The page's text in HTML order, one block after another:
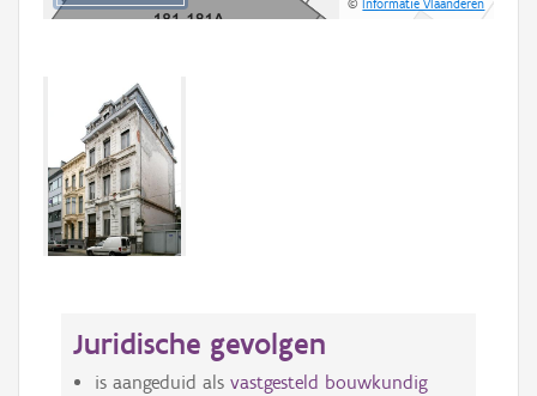
©Informatie Vlaanderen
Juridische gevolgen
is aangeduid als vastgesteld bouwkundig